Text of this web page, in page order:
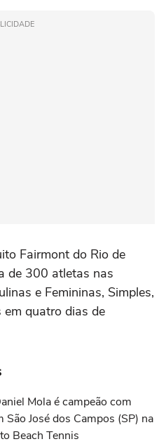
Fairmont do Rio de
de 300 atletas nas
e Femininas, Simples,
quatro dias de
Mola é campeão com
São José dos Campos (SP) na
Beach Tennis